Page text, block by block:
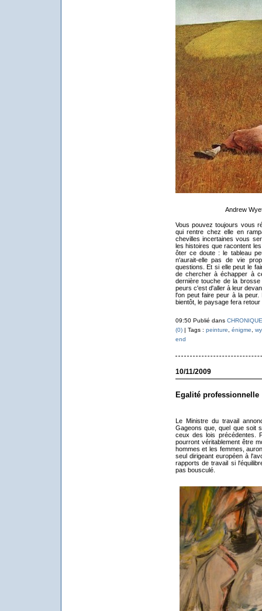
Andrew
Vous pouvez toujours vous
qui rentre chez elle en
chevilles incertaines vous
les histoires que racontent
ôter ce doute : le tableau
n'aurait-elle pas de vie
questions. Et si elle peut le
de chercher à échapper à
dernière touche de la
peurs c'est d'aller à leur
l'on peut faire peur à la
bientôt, le paysage fera retour
09:50 Publié dans
(0)| Tags : peinture, énigme,
end
10/11/2009
Egalité
Le Ministre du travail
Gageons que, quel que soit
ceux des lois précédentes.
pourront véritablement être
hommes et les femmes,
seul dirigeant européen à
rapports de travail si
pas bousculé.